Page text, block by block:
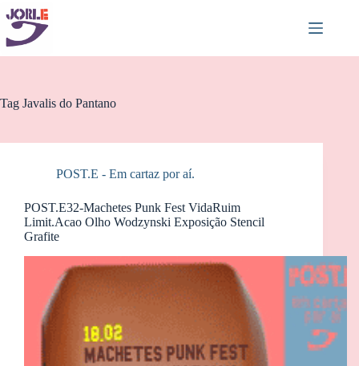
Pular
para
conteúdo
Tag Javalis do Pantano
POST.E - Em cartaz por aí.
POST.E32-Machetes Punk Fest VidaRuim
Limit.Acao Olho Wodzynski Exposição Stencil
Grafite